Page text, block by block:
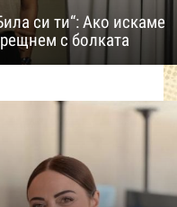
си ти“: Ако искаме
с болката